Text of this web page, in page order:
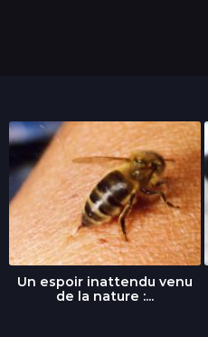
Un espoir inattendu venu
de la nature :...